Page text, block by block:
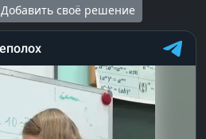
Добавить своё решение